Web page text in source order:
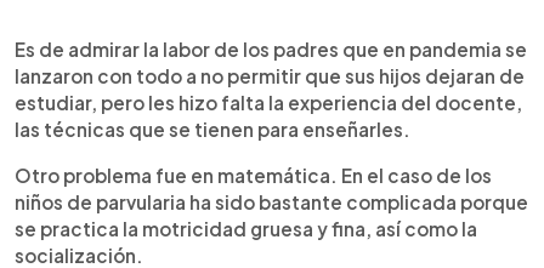
Es de admirar la labor de los padres que en pandemia se
lanzaron con todo a no permitir que sus hijos dejaran de
estudiar, pero les hizo falta la experiencia del docente,
las técnicas que se tienen para enseñarles.
Otro problema fue en matemática. En el caso de los
niños de parvularia ha sido bastante complicada porque
se practica la motricidad gruesa y fina, así como la
socialización.